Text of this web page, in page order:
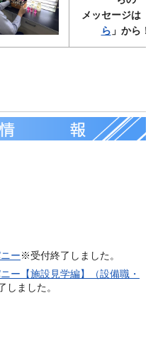
メッセージは「
ら 」から！
ー※受付終了しました。
ー【施設見学編】（設備職・
しました。